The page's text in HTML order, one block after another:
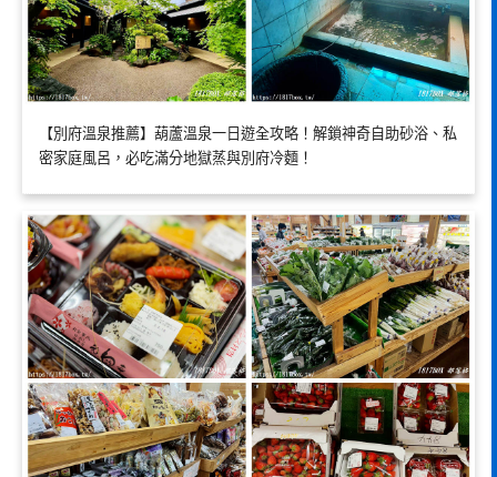
【別府溫泉推薦】葫蘆溫泉一日遊全攻略！解鎖神奇自助砂浴、私
密家庭風呂，必吃滿分地獄蒸與別府冷麵！